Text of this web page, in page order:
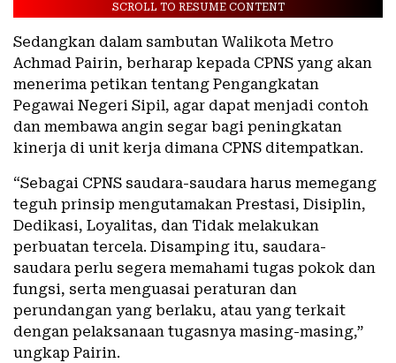
SCROLL TO RESUME CONTENT
Sedangkan dalam sambutan Walikota Metro
Achmad Pairin, berharap kepada CPNS yang akan
menerima petikan tentang Pengangkatan
Pegawai Negeri Sipil, agar dapat menjadi contoh
dan membawa angin segar bagi peningkatan
kinerja di unit kerja dimana CPNS ditempatkan.
“Sebagai CPNS saudara-saudara harus memegang
teguh prinsip mengutamakan Prestasi, Disiplin,
Dedikasi, Loyalitas, dan Tidak melakukan
perbuatan tercela. Disamping itu, saudara-
saudara perlu segera memahami tugas pokok dan
fungsi, serta menguasai peraturan dan
perundangan yang berlaku, atau yang terkait
dengan pelaksanaan tugasnya masing-masing,”
ungkap Pairin.